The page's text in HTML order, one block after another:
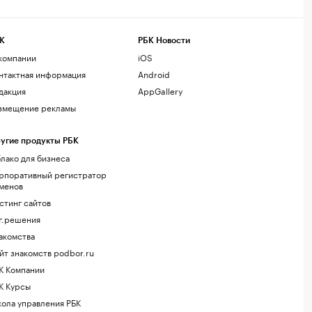
информация
рекламы
продукты РБК
для бизнеса
регистратор
сайтов
знакомств podbor.ru
Компании
Курсы
управления РБК
РБК Новости
iOS
Android
AppGallery